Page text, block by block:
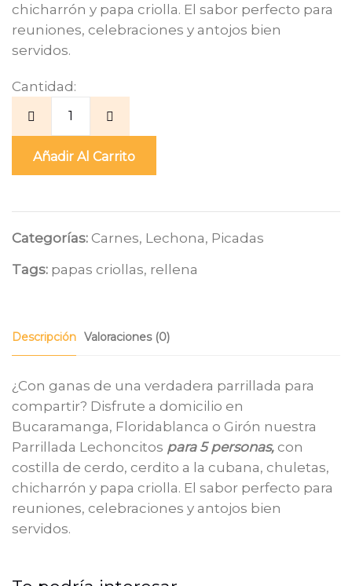
chicharrón y papa criolla. El sabor perfecto para
reuniones, celebraciones y antojos bien
servidos.
Cantidad:
Añadir Al Carrito
Categorías: Carnes, Lechona, Picadas
Tags: papas criollas, rellena
Descripción Valoraciones (0)
¿Con ganas de una verdadera parrillada para
compartir? Disfrute a domicilio en
Bucaramanga, Floridablanca o Girón nuestra
Parrillada Lechoncitos para 5 personas, con
costilla de cerdo, cerdito a la cubana, chuletas,
chicharrón y papa criolla. El sabor perfecto para
reuniones, celebraciones y antojos bien
servidos.